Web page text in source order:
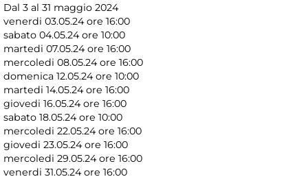
Dal 3 al 31 maggio 2024
venerdi 03.05.24 ore 16:00
sabato 04.05.24 ore 10:00
martedi 07.05.24 ore 16:00
mercoledi 08.05.24 ore 16:00
domenica 12.05.24 ore 10:00
martedi 14.05.24 ore 16:00
giovedi 16.05.24 ore 16:00
sabato 18.05.24 ore 10:00
mercoledi 22.05.24 ore 16:00
giovedi 23.05.24 ore 16:00
mercoledi 29.05.24 ore 16:00
venerdi 31.05.24 ore 16:00